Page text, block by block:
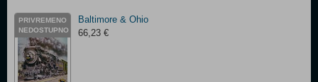
PRIVREMENO
NEDOSTUPNO
Baltimore & Ohio
66,23 €